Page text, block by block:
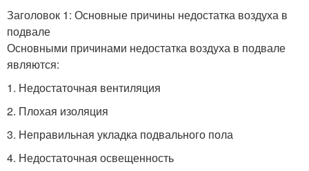
Заголовок 1: Основные причины недостатка воздуха в
подвале
Основными причинами недостатка воздуха в подвале
являются:
1. Недостаточная вентиляция
2. Плохая изоляция
3. Неправильная укладка подвального пола
4. Недостаточная освещенность